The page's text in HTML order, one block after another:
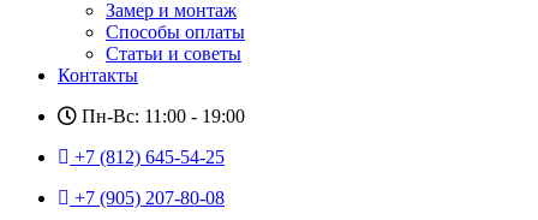
Замер и монтаж
Способы оплаты
Статьи и советы
Контакты
Пн-Вс: 11:00 - 19:00
+7 (812) 645-54-25
+7 (905) 207-80-08